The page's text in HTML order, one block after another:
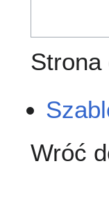
Strona
Wróć